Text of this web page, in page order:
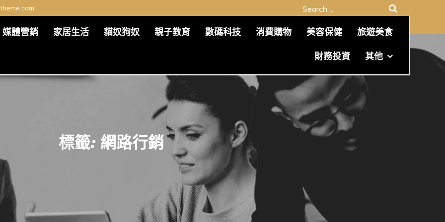
Search
媒體營銷 家居生活 貓奴狗奴 親子教育 數碼科技 消費購物 美容保健 旅遊美食
財務投資 其他
標籤: 網路行銷